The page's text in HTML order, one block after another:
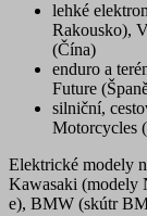
lehké
Rakousko),
(Čína)
enduro a
Future
silniční,
Motorcycles
Elektrické modely
Kawasaki (modely
e), BMW (skútr